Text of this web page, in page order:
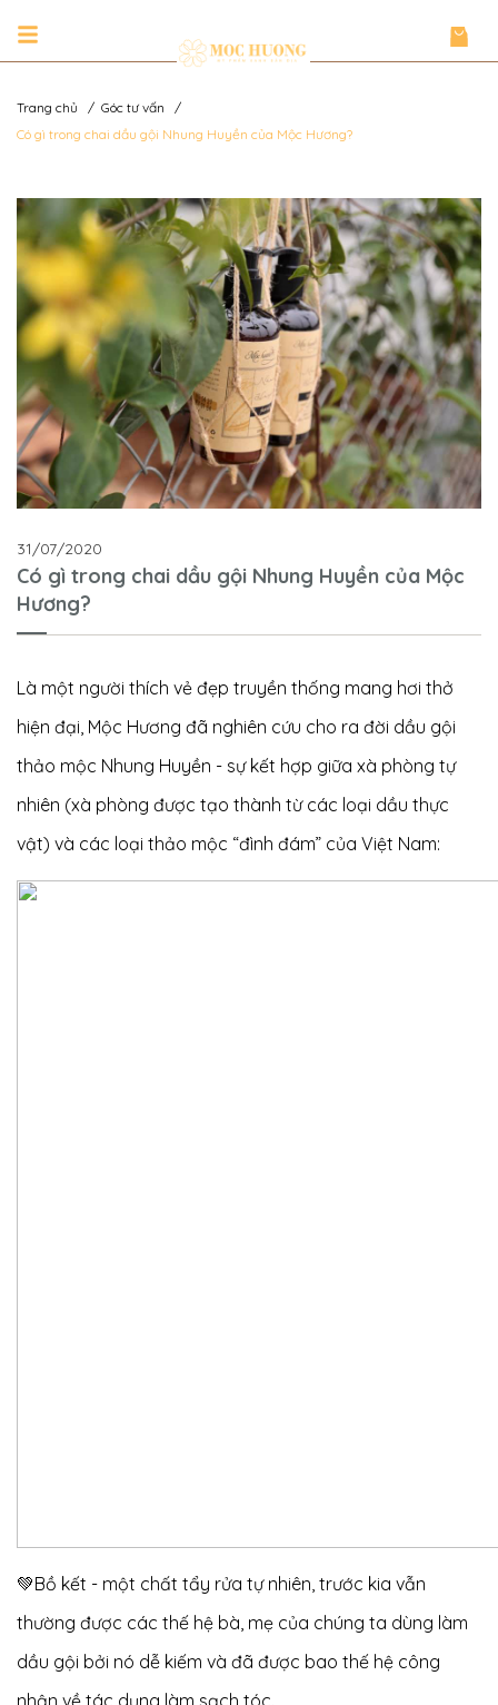
Trang chủ / Góc tư vấn
/
Có gì trong chai dầu gội Nhung Huyền của Mộc Hương?
31/07/2020
Có gì trong chai dầu gội Nhung Huyền của Mộc
Hương?
Là một người thích vẻ đẹp truyền thống mang hơi thở
hiện đại, Mộc Hương đã nghiên cứu cho ra đời dầu gội
thảo mộc Nhung Huyền - sự kết hợp giữa xà phòng tự
nhiên (xà phòng được tạo thành từ các loại dầu thực
vật) và các loại thảo mộc “đình đám” của Việt Nam:
💚Bồ kết - một chất tẩy rửa tự nhiên, trước kia vẫn
thường được các thế hệ bà, mẹ của chúng ta dùng làm
dầu gội bởi nó dễ kiếm và đã được bao thế hệ công
nhận về tác dụng làm sạch tóc.